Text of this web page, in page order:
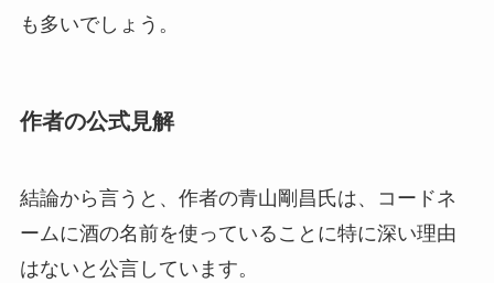
も多いでしょう。
作者の公式見解
結論から言うと、作者の青山剛昌氏は、コードネ
ームに酒の名前を使っていることに特に深い理由
はないと公言しています。